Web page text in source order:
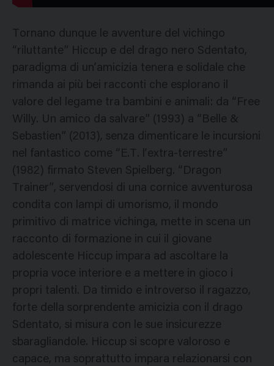
Tornano dunque le avventure del vichingo
“riluttante” Hiccup e del drago nero Sdentato,
paradigma di un’amicizia tenera e solidale che
rimanda ai più bei racconti che esplorano il
valore del legame tra bambini e animali: da “Free
Willy. Un amico da salvare” (1993) a “Belle &
Sebastien” (2013), senza dimenticare le incursioni
nel fantastico come “E.T. l’extra-terrestre”
(1982) firmato Steven Spielberg. “Dragon
Trainer”, servendosi di una cornice avventurosa
condita con lampi di umorismo, il mondo
primitivo di matrice vichinga, mette in scena un
racconto di formazione in cui il giovane
adolescente Hiccup impara ad ascoltare la
propria voce interiore e a mettere in gioco i
propri talenti. Da timido e introverso il ragazzo,
forte della sorprendente amicizia con il drago
Sdentato, si misura con le sue insicurezze
sbaragliandole. Hiccup si scopre valoroso e
capace, ma soprattutto impara relazionarsi con